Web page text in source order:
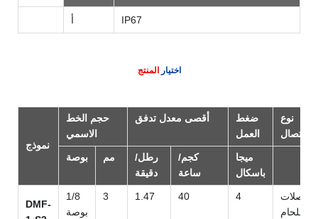
أ IP67
اختيار المنتج
نموذج
حجم الخط
الاسمي
أقصى معدل تدفق
ضغط
العمل
نوع
الاتصال
بوصة مم
رطل/
دقيقة
كجم/
ساعة
ميجا
باسكال
DMF-
1/8
بوصة
3 1.47 40 4
وصلات
اللحام